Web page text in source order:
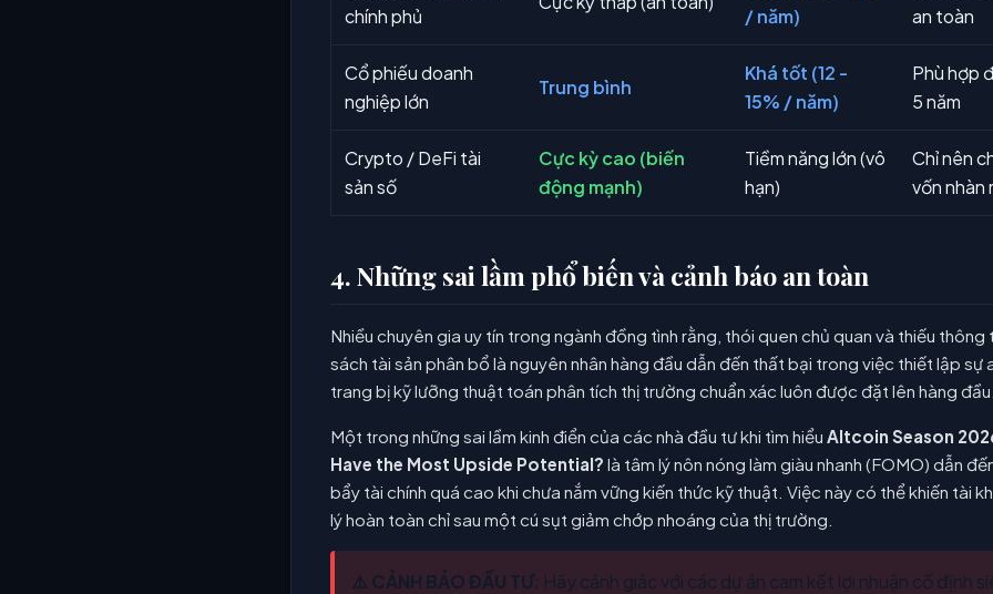
chính phủ
/ năm)
an toàn
Cổ phiếu doanh
nghiệp lớn
Trung bình
Khá tốt (12 -
15% / năm)
Phù hợp
5 năm
Crypto / DeFi tài
sản số
Cực kỳ cao (biến
động mạnh)
Tiềm năng lớn (vô
hạn)
Chỉ nên
vốn nhàn
4. Những sai lầm phổ biến và cảnh báo an toàn
Nhiều chuyên gia uy tín trong ngành đồng tình rằng, thói quen chủ quan và thiếu thông
sách tài sản phân bổ là nguyên nhân hàng đầu dẫn đến thất bại trong việc thiết lập sự
trang bị kỹ lưỡng thuật toán phân tích thị trường chuẩn xác luôn được đặt lên hàng đầu.
Một trong những sai lầm kinh điển của các nhà đầu tư khi tìm hiểu Altcoin Season
Have the Most Upside Potential? là tâm lý nôn nóng làm giàu nhanh (FOMO) dẫn
bẩy tài chính quá cao khi chưa nắm vững kiến thức kỹ thuật. Việc này có thể khiến tài
lý hoàn toàn chỉ sau một cú sụt giảm chớp nhoáng của thị trường.
⚠️ CẢNH BÁO ĐẦU TƯ: Hãy cảnh giác với các dự án cam kết lợi nhuận cố định